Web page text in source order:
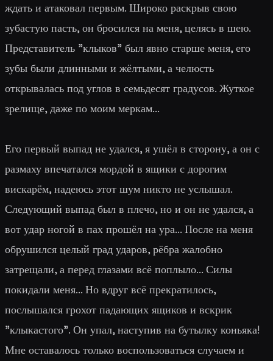
ждать и атаковал первым. Широко раскрыв свою
зубастую пасть, он бросился на меня, целясь в шею.
Представитель "клыков" был явно старше меня, его
зубы были длинными и жёлтыми, а челюсть
открывалась под углов в семьдесят градусов. Жуткое
зрелище, даже по моим меркам...
Его первый выпад не удался, я ушёл в сторону, а он с
размаху впечатался мордой в ящики с дорогим
вискарём, надеюсь этот шум никто не услышал.
Следующий выпад был в плечо, но и он не удался, а
вот удар ногой в пах прошёл на ура... После на меня
обрушился целый град ударов, рёбра жалобно
затрещали, а перед глазами всё поплыло... Силы
покидали меня... Но вдруг всё прекратилось,
послышался грохот падающих ящиков и вскрик
"клыкастого". Он упал, наступив на бутылку коньяка!
Мне оставалось только воспользоваться случаем и